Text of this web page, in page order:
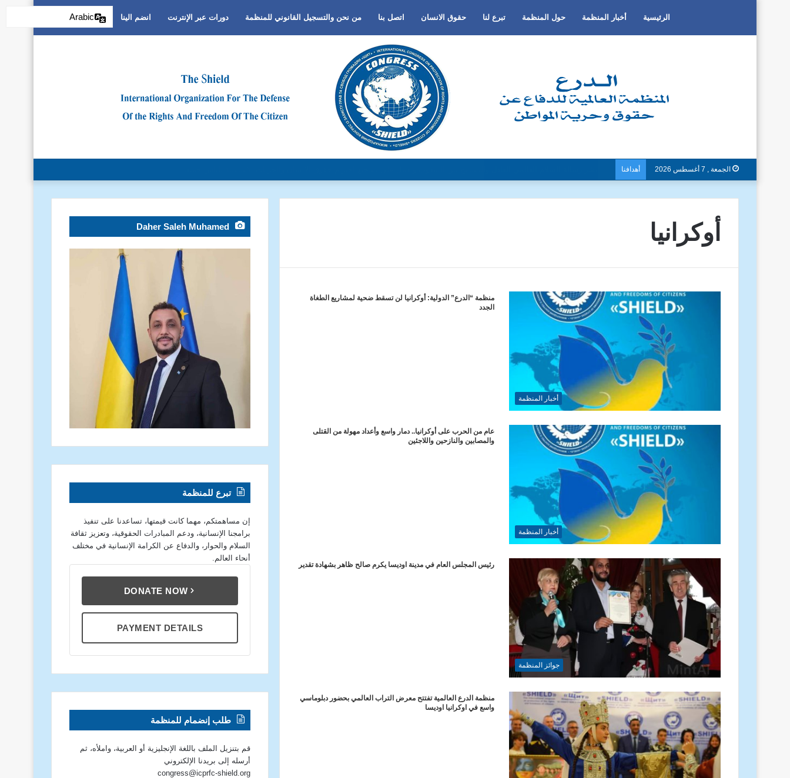
الرئيسية أخبار المنظمة حول المنظمة تبرع لنا حقوق الانسان اتصل بنا من نحن والتسجيل القانوني للمنظمة دورات عبر الإنترنت انضم الينا
الجمعة , 7 أغسطس 2026 أهدافنا
أوكرانيا
أخبار المنظمة
منظمة “الدرع” الدولية: أوكرانيا لن تسقط ضحية لمشاريع الطغاة
الجدد
أخبار المنظمة
عام من الحرب على أوكرانيا.. دمار واسع وأعداد مهولة من القتلى
والمصابين والنازحين واللاجئين
جوائز المنظمة
رئيس المجلس العام في مدينة اوديسا يكرم صالح ظاهر بشهادة تقدير
منظمة الدرع العالمية تفتتح معرض التراب العالمي بحضور دبلوماسي
واسع في اوكرانيا اوديسا
Daher Saleh Muhamed
تبرع للمنظمة
إن مساهمتكم، مهما كانت قيمتها، تساعدنا على تنفيذ
برامجنا الإنسانية، ودعم المبادرات الحقوقية، وتعزيز ثقافة
السلام والحوار، والدفاع عن الكرامة الإنسانية في مختلف
أنحاء العالم.
DONATE NOW
PAYMENT DETAILS
طلب إنضمام للمنظمة
قم بتنزيل الملف باللغة الإنجليزية أو العربية، واملأه، ثم
أرسله إلى بريدنا الإلكتروني
congress@icprfc-shield.org
Arabic